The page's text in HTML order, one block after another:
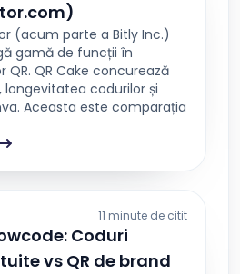
(acum parte a Bitly Inc.)
gamă de funcții în
QR Cake concurează
longevitatea codurilor și
Aceasta este comparația
11 minute de citit
Coduri
vs QR de brand